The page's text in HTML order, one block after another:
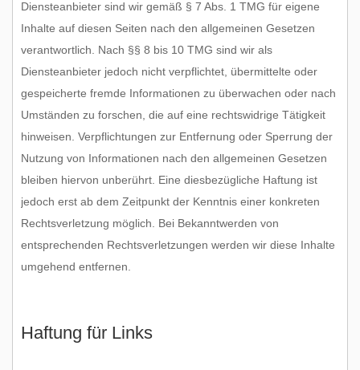
Zur Qualität
Impressum
Diensteanbieter sind wir gemäß § 7 Abs. 1 TMG für eigene
Inhalte auf diesen Seiten nach den allgemeinen Gesetzen
verantwortlich. Nach §§ 8 bis 10 TMG sind wir als
Diensteanbieter jedoch nicht verpflichtet, übermittelte oder
gespeicherte fremde Informationen zu überwachen oder nach
Umständen zu forschen, die auf eine rechtswidrige Tätigkeit
hinweisen. Verpflichtungen zur Entfernung oder Sperrung der
Nutzung von Informationen nach den allgemeinen Gesetzen
bleiben hiervon unberührt. Eine diesbezügliche Haftung ist
jedoch erst ab dem Zeitpunkt der Kenntnis einer konkreten
Rechtsverletzung möglich. Bei Bekanntwerden von
entsprechenden Rechtsverletzungen werden wir diese Inhalte
umgehend entfernen.
Haftung für Links